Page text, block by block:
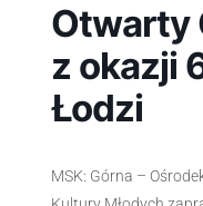
Otwarty
z okazji
Łodzi
MSK: Górna –